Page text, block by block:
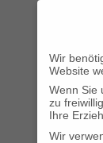
Wir
Website
Wenn Sie
zu
Ihre
Wir